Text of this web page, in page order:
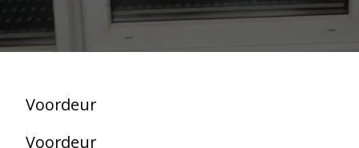
Voordeur
Voordeur